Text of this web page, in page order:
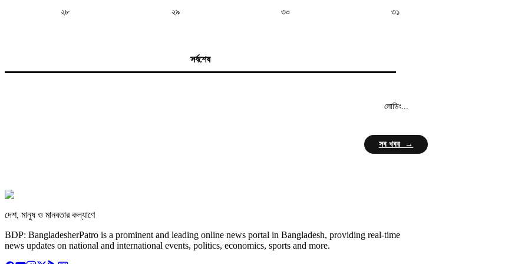
২৮ ২৯ ৩০ ৩১
সর্বশেষ
লোডিং...
সব খবর →
দেশ, মানুষ ও মানবতার কল্যাণে
BDP: BangladesherPatro is a prominent and leading online news portal in Bangladesh, providing real-time
news updates on national and international events, politics, economics, sports and more.